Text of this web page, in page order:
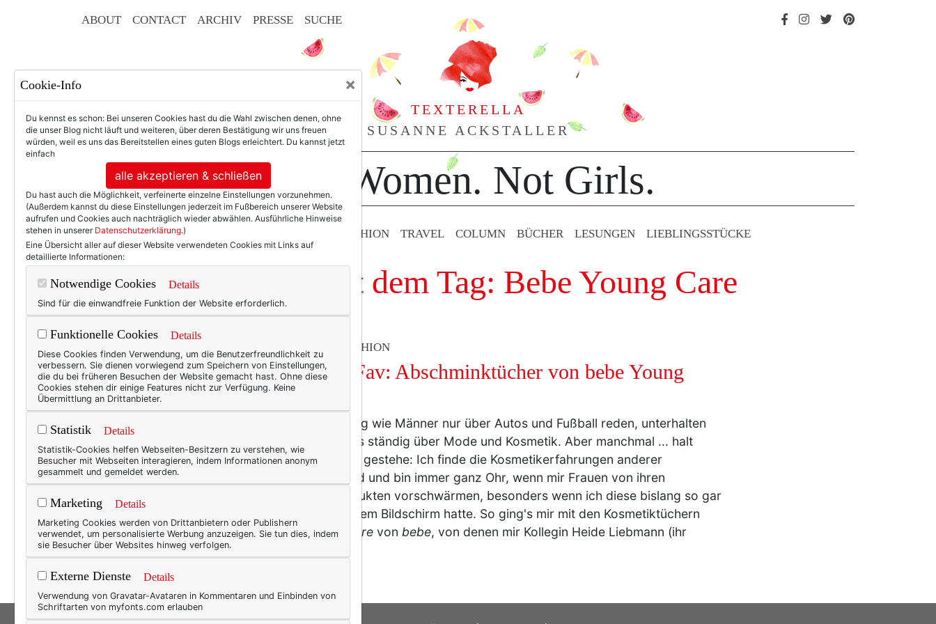
ABOUT CONTACT ARCHIV PRESSE SUCHE
TEXTERELLA
SUSANNE ACKSTALLER
For Women. Not Girls.
BEAUTY & FASHION TRAVEL COLUMN BÜCHER LESUNGEN LIEBLINGS­STÜCKE
Einträge mit dem Tag: Bebe Young Care
BEAUTY & FASHION
Friday’s Fav: Abschminktücher von bebe Young
Care.
Genauso wenig wie Männer nur über Autos und Fußball reden, unterhalten
wir Frauen uns ständig über Mode und Kosmetik. Aber manchmal ... halt
doch. Und ich gestehe: Ich finde die Kosmetikerfahrungen anderer
hochspannend und bin immer ganz Ohr, wenn mir Frauen von ihren
Lieblingsprodukten vorschwärmen, besonders wenn ich diese bislang so gar
nicht auf meinem Bildschirm hatte. So ging's mir mit den Kosmetiktüchern
vonYoung Care von bebe, von denen mir Kollegin Heide Liebmann (ihr
Cookie-Info ×
Du kennst es schon: Bei unseren Cookies hast du die Wahl zwischen denen, ohne
die unser Blog nicht läuft und weiteren, über deren Bestätigung wir uns freuen
würden, weil es uns das Bereitstellen eines guten Blogs erleichtert. Du kannst jetzt
einfach
alle akzeptieren & schließen
Du hast auch die Möglichkeit, verfeinerte einzelne Einstellungen vorzunehmen.
(Außerdem kannst du diese Einstellungen jederzeit im Fußbereich unserer Website
aufrufen und Cookies auch nachträglich wieder abwählen. Ausführliche Hinweise
stehen in unserer Datenschutzerklärung.)
Eine Übersicht aller auf dieser Website verwendeten Cookies mit Links auf
detaillierte Informationen:
Notwendige Cookies Details
Sind für die einwandfreie Funktion der Website erforderlich.
Funktionelle Cookies Details
Diese Cookies finden Verwendung, um die Benutzerfreundlichkeit zu
verbessern. Sie dienen vorwiegend zum Speichern von Einstellungen,
die du bei früheren Besuchen der Website gemacht hast. Ohne diese
Cookies stehen dir einige Features nicht zur Verfügung. Keine
Übermittlung an Drittanbieter.
Statistik Details
Statistik-Cookies helfen Webseiten-Besitzern zu verstehen, wie
Besucher mit Webseiten interagieren, indem Informationen anonym
gesammelt und gemeldet werden.
Marketing Details
Marketing Cookies werden von Drittanbietern oder Publishern
verwendet, um personalisierte Werbung anzuzeigen. Sie tun dies, indem
sie Besucher über Websites hinweg verfolgen.
Externe Dienste Details
Verwendung von Gravatar-Avataren in Kommentaren und Einbinden von
Schriftarten von myfonts.com erlauben